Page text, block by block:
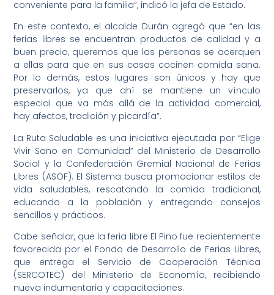
conveniente para la familia”, indicó la jefa de Estado.
En este contexto, el alcalde Durán agregó que “en las
ferias libres se encuentran productos de calidad y a
buen precio, queremos que las personas se acerquen
a ellas para que en sus casas cocinen comida sana.
Por lo demás, estos lugares son únicos y hay que
preservarlos, ya que ahí se mantiene un vínculo
especial que va más allá de la actividad comercial,
hay afectos, tradición y picardía”.
La Ruta Saludable es una iniciativa ejecutada por “Elige
Vivir Sano en Comunidad” del Ministerio de Desarrollo
Social y la Confederación Gremial Nacional de Ferias
Libres (ASOF). El Sistema busca promocionar estilos de
vida saludables, rescatando la comida tradicional,
educando a la población y entregando consejos
sencillos y prácticos.
Cabe señalar, que la feria libre El Pino fue recientemente
favorecida por el Fondo de Desarrollo de Ferias Libres,
que entrega el Servicio de Cooperación Técnica
(SERCOTEC) del Ministerio de Economía, recibiendo
nueva indumentaria y capacitaciones.